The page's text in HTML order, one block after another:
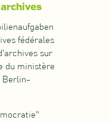
fédérales
sur
du ministère
Berlin-